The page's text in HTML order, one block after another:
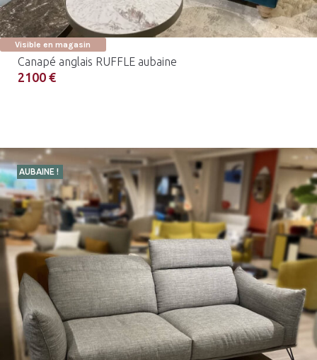
Visible en magasin
Canapé anglais RUFFLE aubaine
2100 €
AUBAINE !